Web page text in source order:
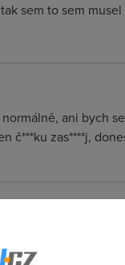
sem to sem
ani bych
č***ku zas****j,
duvod, proc to
Chtel sem si i